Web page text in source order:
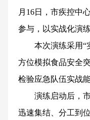
月16日，市疾控中
参与，以实战化演
本次演练采用“
方位模拟食品安全
检验应急队伍实战能
演练启动后，
迅速集结、分工到